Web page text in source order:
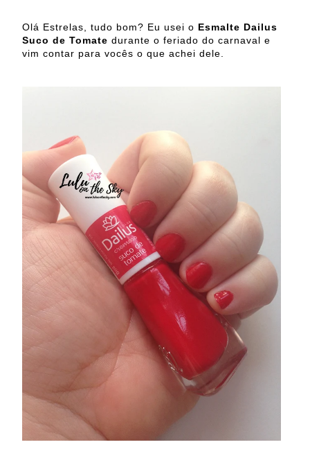
Olá Estrelas, tudo bom? Eu usei o Esmalte Dailus
Suco de Tomate durante o feriado do carnaval e
vim contar para vocês o que achei dele.